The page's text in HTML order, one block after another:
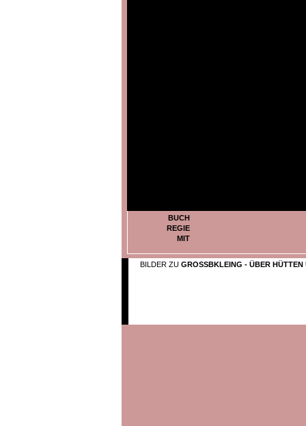
BUCH
REGIE
MIT
BILDER ZU GROSSBKLEING - ÜBER HÜTTEN